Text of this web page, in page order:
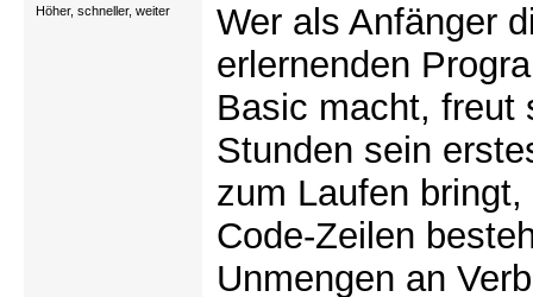
Höher, schneller, weiter
Wer als Anfänger
erlernenden
Basic macht, freut
Stunden sein
zum Laufen
Code-Zeilen
Unmengen an